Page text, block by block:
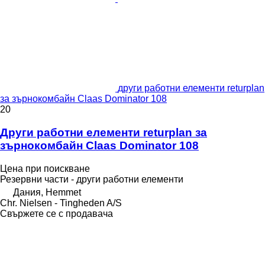
други работни елементи returplan
за зърнокомбайн Claas Dominator 108
20
Други работни елементи returplan за
зърнокомбайн Claas Dominator 108
Цена при поискване
Резервни части - други работни елементи
Дания, Hemmet
Chr. Nielsen - Tingheden A/S
Свържете се с продавача